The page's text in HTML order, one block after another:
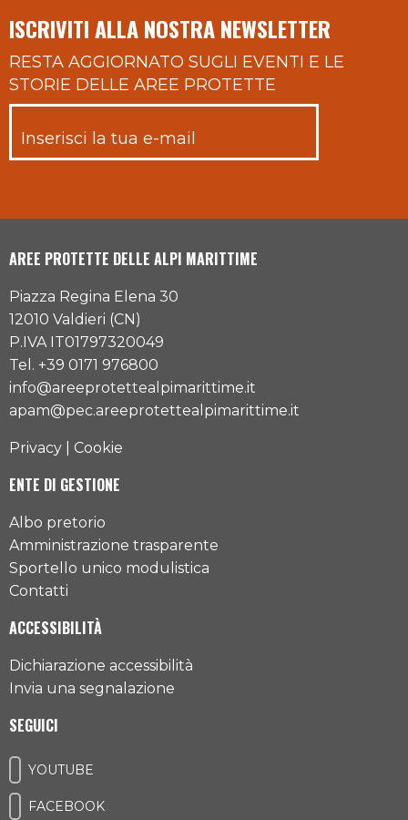
ISCRIVITI ALLA NOSTRA NEWSLETTER
RESTA AGGIORNATO SUGLI EVENTI E LE
STORIE DELLE AREE PROTETTE
AREE PROTETTE DELLE ALPI MARITTIME
Piazza Regina Elena 30
12010 Valdieri (CN)
P.IVA IT01797320049
Tel. +39 0171 976800
info@areeprotettealpimarittime.it
apam@pec.areeprotettealpimarittime.it
Privacy Cookie
ENTE DI GESTIONE
Albo pretorio
Amministrazione trasparente
Sportello unico modulistica
Contatti
ACCESSIBILITÀ
Dichiarazione accessibilità
Invia una segnalazione
SEGUICI
YOUTUBE
FACEBOOK